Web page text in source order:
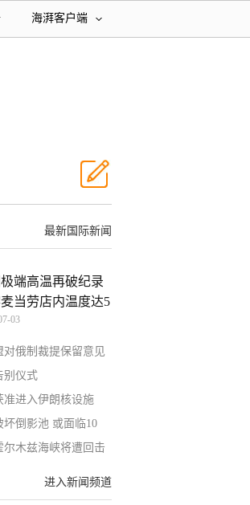
海湃客户端
最新国际新闻
端高温再破纪录
麦当劳店内温度达5
03
俄制裁提保留意见
别仪式
准进入伊朗核设施
倒影池 或面临10
木兹海峡将遭回击
进入新闻频道